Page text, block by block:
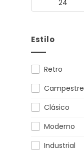
Estilo
Retro
Campestre
Clásico
Moderno
Industrial